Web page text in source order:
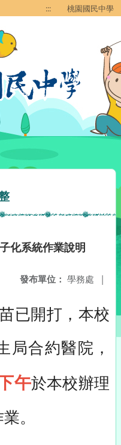
::: 桃園國民中學
化系統作業說明
發布單位： 學務處 |
已開打，本校
局合約醫院，
午於本校辦理
。